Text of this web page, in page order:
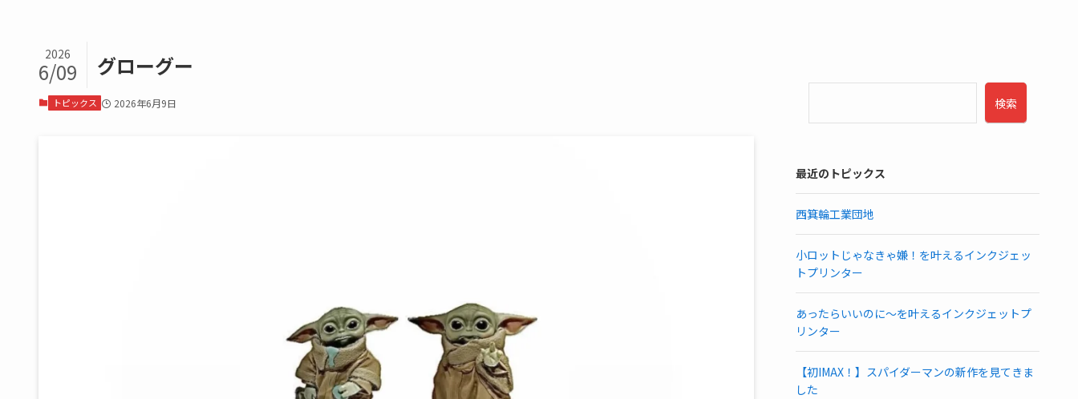
グローグー
2026
6/09
トピックス 2026年6月9日 検索
最近のトピックス
西箕輪工業団地
小ロットじゃなきゃ嫌！を叶えるインクジェッ
トプリンター
あったらいいのに～を叶えるインクジェットプ
リンター
【初IMAX！】スパイダーマンの新作を見てきま
した